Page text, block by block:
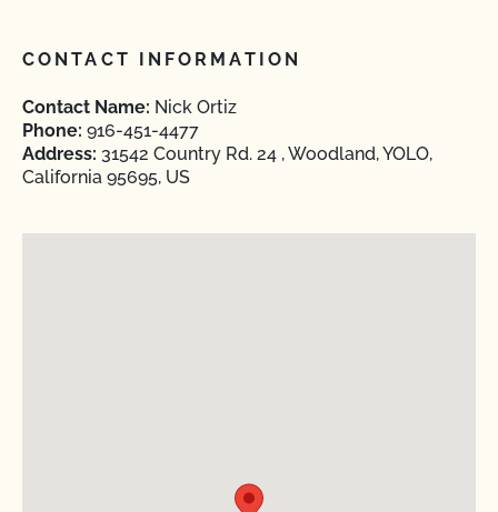
CONTACT INFORMATION
Contact Name: Nick Ortiz
Phone: 916-451-4477
Address: 31542 Country Rd. 24 , Woodland, YOLO,
California 95695, US